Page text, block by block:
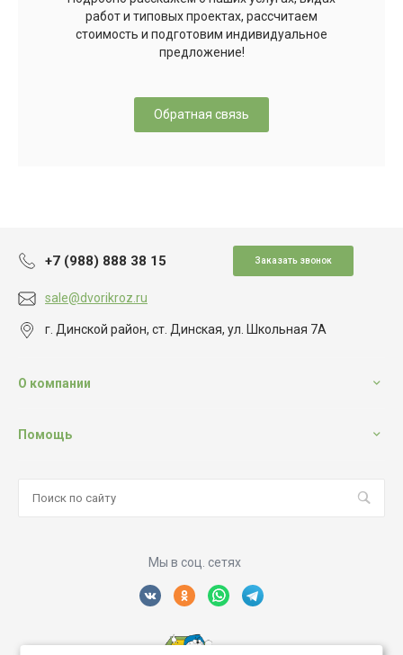
работ и типовых проектах, рассчитаем
стоимость и подготовим индивидуальное
предложение!
Обратная связь
+7 (988) 888 38 15 Заказать звонок
sale@dvorikroz.ru
г. Динской район, ст. Динская, ул. Школьная 7А
О компании
Помощь
Мы в соц. сетях